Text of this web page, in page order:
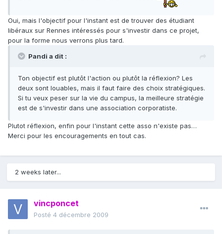
Oui, mais l'objectif pour l'instant est de trouver des étudiant
libéraux sur Rennes intéressés pour s'investir dans ce projet,
pour la forme nous verrons plus tard.
Pandi a dit :
Ton objectif est plutôt l'action ou plutôt la réflexion? Les
deux sont louables, mais il faut faire des choix stratégiques.
Si tu veux peser sur la vie du campus, la meilleure stratégie
est de s'investir dans une association corporatiste.
Plutot réflexion, enfin pour l'instant cette asso n'existe pas…
Merci pour les encouragements en tout cas.
2 weeks later...
vincponcet
Posté 4 décembre 2009